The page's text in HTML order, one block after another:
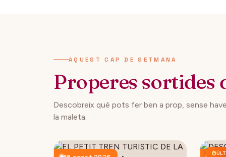
AQUEST CAP DE SETMANA
Properes sortides
Descobreix què pots fer ben a prop, sense
la maleta.